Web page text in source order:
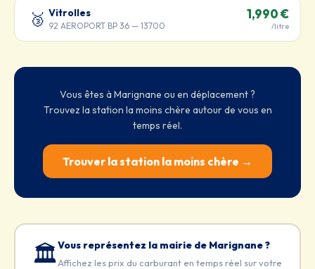
🥉 Vitrolles
92 AEROPORT BP 36 — 13700
1,990 €
/litre
Vous êtes à Marignane ou en déplacement ?
Trouvez la station la moins chère autour de vous en
temps réel.
Trouver la station la moins chère →
🏛️Vous représentez la mairie de Marignane ?
Affichez les prix du carburant en temps réel sur votre